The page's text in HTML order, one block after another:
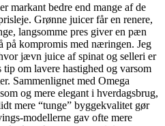
markant bedre end mange af de
Grønne juicer får en renere,
langsomme pres giver en pæn
på kompromis med næringen. Jeg
jævn juice af spinat og selleri er
om lavere hastighed og varsom
Sammenlignet med Omega
og mere elegant i hverdagsbrug,
mere “tunge” byggekvalitet gør
modellerne gav ofte mere